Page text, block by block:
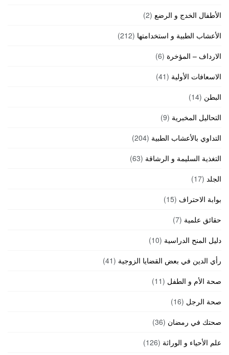
الأطفال الخدج و الرضع (2)
الأعشاب الطبية و استخدامتها (212)
الارداف – المؤخرة (6)
الاسعافات الأولية (41)
البطن (14)
التحاليل المخبرية (9)
التداوي بالأعشاب الطبية (204)
التغذية السليمة و الرشاقة (63)
الجلد (17)
بوابة الاحتراف (15)
حقائق علمية (7)
دليل المنح الدراسية (10)
رأي الدين في بعض القضايا الزوجية (41)
صحة الأم و الطفل (11)
صحة الرجل (16)
صحتك في رمضان (36)
علم الأحياء و الوراثة (126)